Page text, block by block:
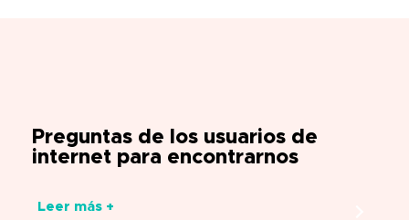
Preguntas de los usuarios de
internet para encontrarnos
Leer más +